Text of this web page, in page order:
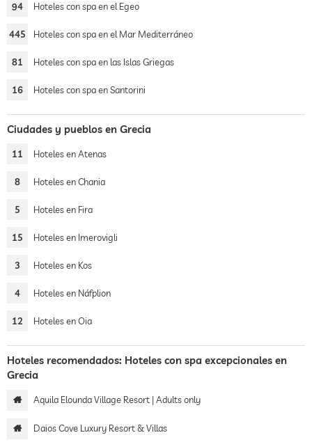
94 Hoteles con spa en el Egeo
445 Hoteles con spa en el Mar Mediterráneo
81 Hoteles con spa en las Islas Griegas
16 Hoteles con spa en Santorini
Ciudades y pueblos en Grecia
11 Hoteles en Atenas
8 Hoteles en Chania
5 Hoteles en Fira
15 Hoteles en Imerovigli
3 Hoteles en Kos
4 Hoteles en Náfplion
12 Hoteles en Oia
Hoteles recomendados: Hoteles con spa excepcionales en
Grecia
Aquila Elounda Village Resort | Adults only
Daios Cove Luxury Resort & Villas